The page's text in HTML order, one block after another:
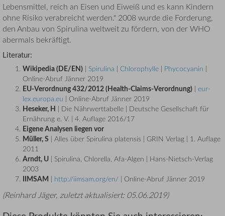
Lebensmittel, reich an Eisen und Eiweiß und es kann Kindern
ohne Risiko verabreicht werden." 2008 wurde die Forderung,
den Anbau von Spirulina weltweit zu fördern, von der WHO
abermals bekräftigt.
Literatur:
Wikipedia (DE/EN) | Spirulina | Chlorophylle | Phycocyanin |
Online-Abruf Jänner 2019
EU-Verordnung 432/2012 (Health-Claims-Verordnung) | eur-
lex.europa.eu | Online-Abruf Jänner 2019
Heseker, H | Die Nährwerttabelle | Deutsche Gesellschaft für
Ernährung e. V. | 4. Auflage 2016/17
Eigene Analysen liegen vor
Müller, S | Alles über Spirulina platensis | GRIN Verlag | 1. Auflage
2011
Arndt, U | Spirulina, Chlorella, Afa-Algen | Hans-Nietsch-Verlag
2003
IIMSAM | http://iimsam.org/en/ | Online-Abruf Jänner 2019
(Reinhard Jäger, zuletzt aktualisiert:05.06.2019)